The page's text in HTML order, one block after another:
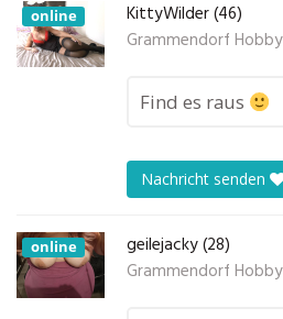
online
KittyWilder (46)
Grammendorf
Find es raus
Nachricht senden
online
geilejacky (28)
Grammendorf